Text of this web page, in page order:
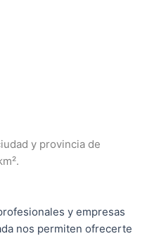
y provincia de
y empresas
nos permiten ofrecerte